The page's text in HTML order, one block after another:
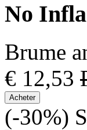
No
Brume
€ 12,53
Acheter
(-30%)